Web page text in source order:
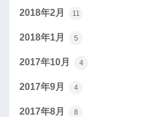
2018年2月 11
2018年1月 5
2017年10月 4
2017年9月 4
2017年8月 8